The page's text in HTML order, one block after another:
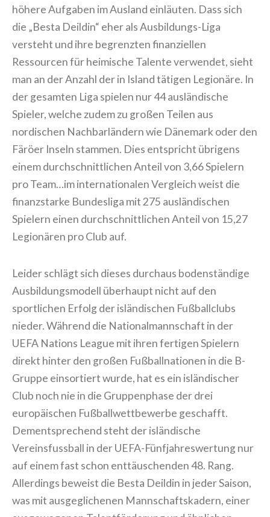
höhere Aufgaben im Ausland einläuten. Dass sich
die „Besta Deildin“ eher als Ausbildungs-Liga
versteht und ihre begrenzten finanziellen
Ressourcen für heimische Talente verwendet, sieht
man an der Anzahl der in Island tätigen Legionäre. In
der gesamten Liga spielen nur 44 ausländische
Spieler, welche zudem zu großen Teilen aus
nordischen Nachbarländern wie Dänemark oder den
Färöer Inseln stammen. Dies entspricht übrigens
einem durchschnittlichen Anteil von 3,66 Spielern
pro Team…im internationalen Vergleich weist die
finanzstarke Bundesliga mit 275 ausländischen
Spielern einen durchschnittlichen Anteil von 15,27
Legionären pro Club auf.
Leider schlägt sich dieses durchaus bodenständige
Ausbildungsmodell überhaupt nicht auf den
sportlichen Erfolg der isländischen Fußballclubs
nieder. Während die Nationalmannschaft in der
UEFA Nations League mit ihren fertigen Spielern
direkt hinter den großen Fußballnationen in die B-
Gruppe einsortiert wurde, hat es ein isländischer
Club noch nie in die Gruppenphase der drei
europäischen Fußballwettbewerbe geschafft.
Dementsprechend steht der isländische
Vereinsfussball in der UEFA-Fünfjahreswertung nur
auf einem fast schon enttäuschenden 48. Rang.
Allerdings beweist die Besta Deildin in jeder Saison,
was mit ausgeglichenen Mannschaftskadern, einer